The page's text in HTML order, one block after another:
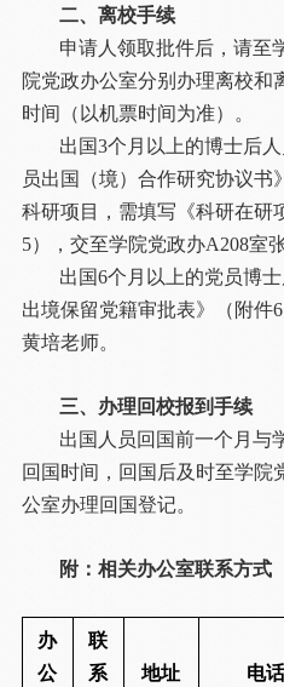
二、离校手续
申请人领取批件后，请至
院党政办公室分别办理离校和
时间（以机票时间为准）。
出国3个月以上的博士后
员出国（境）合作研究协议书
科研项目，需填写《科研在研
5），交至学院党政办A208室
出国6个月以上的党员博
出境保留党籍审批表》（附件
黄培老师。
三、办理回校报到手续
出国人员回国前一个月与
回国时间，回国后及时至学院
公室办理回国登记。
附：相关办公室联系方式
办
公
联
系
地址 电话